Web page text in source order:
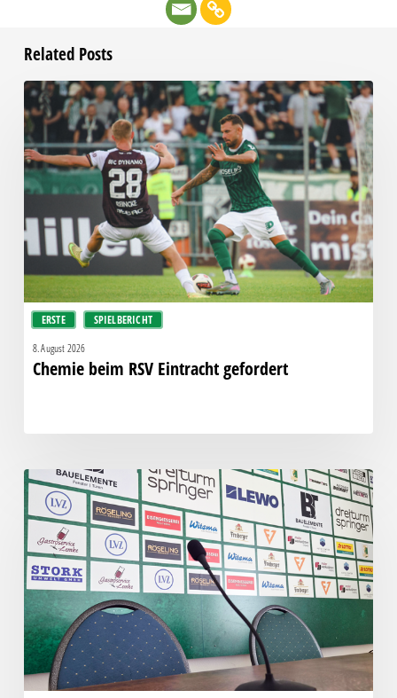
Related Posts
ERSTE SPIELBERICHT
Chemie
beim
RSV
Eintracht
gefordert
8. August 2026
Chemie beim RSV Eintracht gefordert
Pressegespräch
RSV
Eintracht
1949
–
Chemie